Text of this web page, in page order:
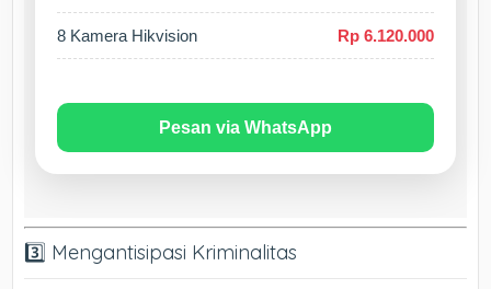
8 Kamera Hikvision Rp 6.120.000
Pesan via WhatsApp
3️⃣ Mengantisipasi Kriminalitas